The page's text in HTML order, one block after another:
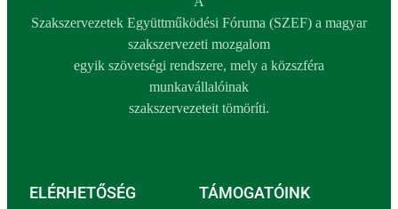
Szakszervezetek Együttműködési Fóruma (SZEF) a magyar
szakszervezeti mozgalom
egyik szövetségi rendszere, mely a közszféra
munkavállalóinak
szakszervezeteit tömöríti.
ELÉRHETŐSÉG TÁMOGATÓINK